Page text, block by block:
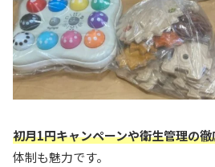
初月1円キャンペーンや衛生管理の徹
体制も魅力です。